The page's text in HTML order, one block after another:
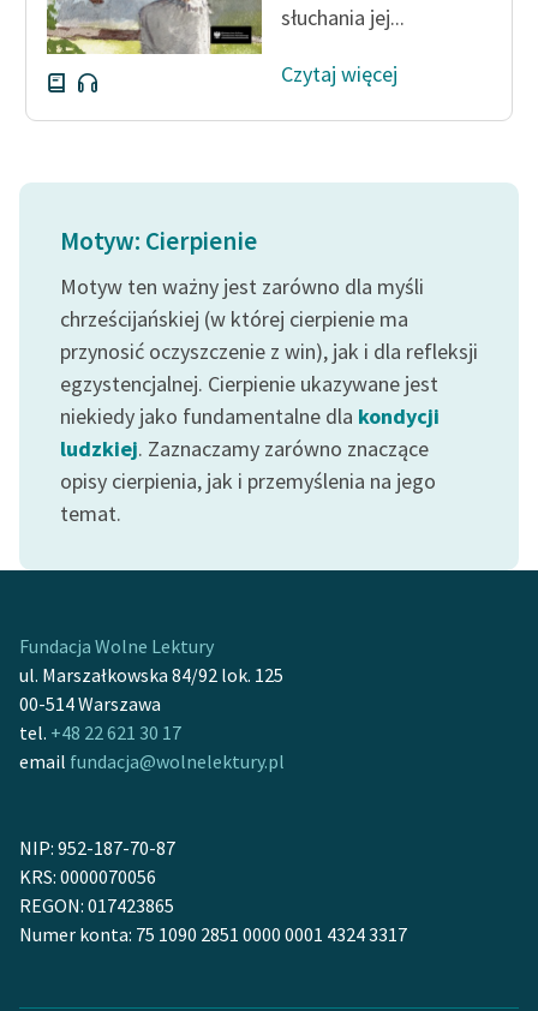
Wolnych Lektur
Logotypy
Materiały promocyjne
Dane fundacji i
sprawozdania finansowe
Regulamin darowizn
Informacja o treściach
wrażliwych
Deklaracja dostępności
słuchania jej...
Czytaj więcej
Motyw: Cierpienie
Motyw ten ważny jest zarówno dla myśli
chrześcijańskiej (w której cierpienie ma
przynosić oczyszczenie z win), jak i dla refleksji
egzystencjalnej. Cierpienie ukazywane jest
niekiedy jako fundamentalne dla kondycji
ludzkiej. Zaznaczamy zarówno znaczące
opisy cierpienia, jak i przemyślenia na jego
temat.
Fundacja Wolne Lektury
ul. Marszałkowska 84/92 lok. 125
00-514 Warszawa
tel. +48 22 621 30 17
email fundacja@wolnelektury.pl
NIP: 952-187-70-87
KRS: 0000070056
REGON: 017423865
Numer konta: 75 1090 2851 0000 0001 4324 3317